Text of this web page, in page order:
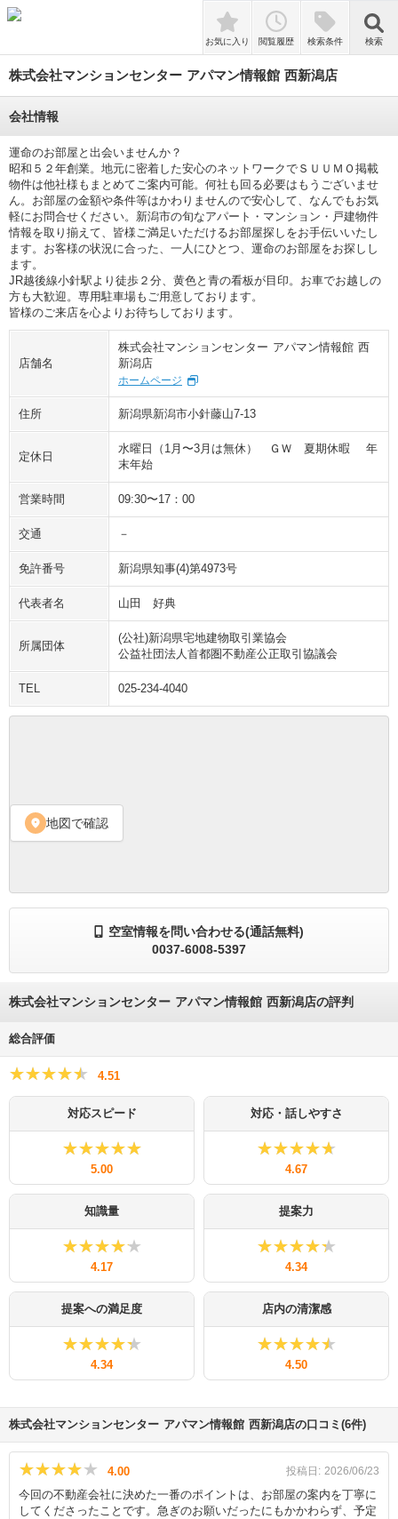
検索
お気に入り 閲覧履歴 検索条件 検索
株式会社マンションセンター アパマン情報館 西新潟店
会社情報
運命のお部屋と出会いませんか？
昭和５２年創業。地元に密着した安心のネットワークでＳＵＵＭＯ掲載
物件は他社様もまとめてご案内可能。何社も回る必要はもうございませ
ん。お部屋の金額や条件等はかわりませんので安心して、なんでもお気
軽にお問合せください。新潟市の旬なアパート・マンション・戸建物件
情報を取り揃えて、皆様ご満足いただけるお部屋探しをお手伝いいたし
ます。お客様の状況に合った、一人にひとつ、運命のお部屋をお探しし
ます。
JR越後線小針駅より徒歩２分、黄色と青の看板が目印。お車でお越しの
方も大歓迎。専用駐車場もご用意しております。
皆様のご来店を心よりお待ちしております。
店舗名
株式会社マンションセンター アパマン情報館 西
新潟店
ホームページ
住所 新潟県新潟市小針藤山7-13
定休日
水曜日（1月〜3月は無休） ＧＷ 夏期休暇 年
末年始
営業時間 09:30〜17：00
交通 －
免許番号 新潟県知事(4)第4973号
代表者名 山田 好典
所属団体
(公社)新潟県宅地建物取引業協会
公益社団法人首都圏不動産公正取引協議会
TEL 025-234-4040
location_on 地図で確認
空室情報を問い合わせる(通話無料)
0037-6008-5397
株式会社マンションセンター アパマン情報館 西新潟店の評判
総合評価
★★★★★
★★★★★ 4.51
対応スピード
★★★★★
★★★★★
5.00
対応・話しやすさ
★★★★★
★★★★★
4.67
知識量
★★★★★
★★★★★
4.17
提案力
★★★★★
★★★★★
4.34
提案への満足度
★★★★★
★★★★★
4.34
店内の清潔感
★★★★★
★★★★★
4.50
株式会社マンションセンター アパマン情報館 西新潟店の口コミ(6件)
★★★★★
★★★★★ 4.00 投稿日: 2026/06/23
今回の不動産会社に決めた一番のポイントは、お部屋の案内を丁寧に
してくださったことです。急ぎのお願いだったにもかかわらず、予定